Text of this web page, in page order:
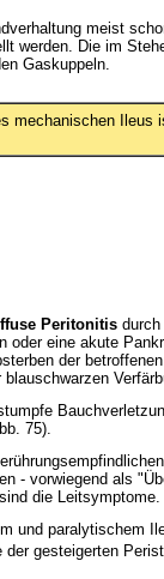
meist
werden. Die im
Gaskuppeln.
mechanischen
Peritonitis
oder eine akute
der
75).
- vorwiegend als
die Leitsymptome.
und paralytischem
gesteigerten